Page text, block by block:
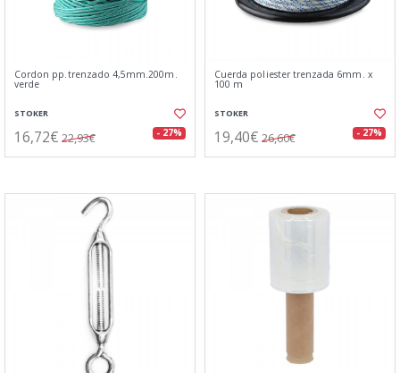
Cordon pp.trenzado 4,5mm.200m.
verde
STOKER
16,72€ 22,93€ - 27%
Cuerda poliester trenzada 6mm. x
100 m
STOKER
19,40€ 26,60€ - 27%